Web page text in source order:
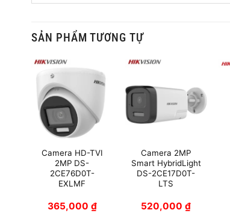
SẢN PHẨM TƯƠNG TỰ
Camera HD-TVI
2MP DS-
2CE76D0T-
EXLMF
365,000 ₫
Camera 2MP
Smart HybridLight
DS-2CE17D0T-
LTS
520,000₫